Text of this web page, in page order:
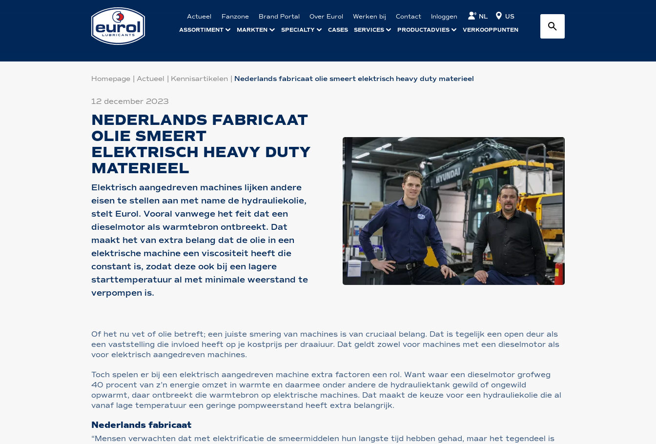
Actueel Fanzone Brand Portal Over Eurol Werken bij Contact Inloggen NL US
ASSORTIMENT MARKTEN SPECIALTY CASES SERVICES PRODUCTADVIES VERKOOPPUNTEN
Homepage |Actueel Kennisartikelen Nederlands fabricaat olie smeert elektrisch heavy duty materieel
12 december 2023
NEDERLANDS FABRICAAT
OLIE SMEERT
ELEKTRISCH HEAVY DUTY
MATERIEEL
Elektrisch aangedreven machines lijken andere
eisen te stellen aan met name de hydrauliekolie,
stelt Eurol. Vooral vanwege het feit dat een
dieselmotor als warmtebron ontbreekt. Dat
maakt het van extra belang dat de olie in een
elektrische machine een viscositeit heeft die
constant is, zodat deze ook bij een lagere
starttemperatuur al met minimale weerstand te
verpompen is.
Of het nu vet of olie betreft; een juiste smering van machines is van cruciaal belang. Dat is tegelijk een open deur als
een vaststelling die invloed heeft op je kostprijs per draaiuur. Dat geldt zowel voor machines met een dieselmotor als
voor elektrisch aangedreven machines.
Toch spelen er bij een elektrisch aangedreven machine extra factoren een rol. Want waar een dieselmotor grofweg
40 procent van z’n energie omzet in warmte en daarmee onder andere de hydrauliektank gewild of ongewild
opwarmt, daar ontbreekt die warmtebron op elektrische machines. Dat maakt de keuze voor een hydrauliekolie die al
vanaf lage temperatuur een geringe pompweerstand heeft extra belangrijk.
Nederlands fabricaat
“Mensen verwachten dat met elektrificatie de smeermiddelen hun langste tijd hebben gehad, maar het tegendeel is